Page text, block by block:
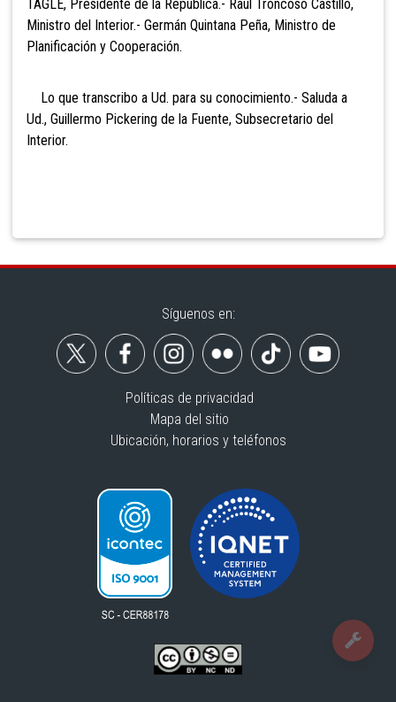
TAGLE, Presidente de la República.- Raúl Troncoso Castillo,
Ministro del Interior.- Germán Quintana Peña, Ministro de
Planificación y Cooperación.
Lo que transcribo a Ud. para su conocimiento.- Saluda a
Ud., Guillermo Pickering de la Fuente, Subsecretario del
Interior.
Síguenos en:
Políticas de privacidad
Mapa del sitio
Ubicación, horarios y teléfonos